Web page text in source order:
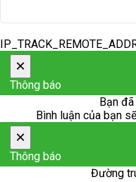
×
Thông báo
Bạn
Bình luận của bạn
×
Thông báo
Đường